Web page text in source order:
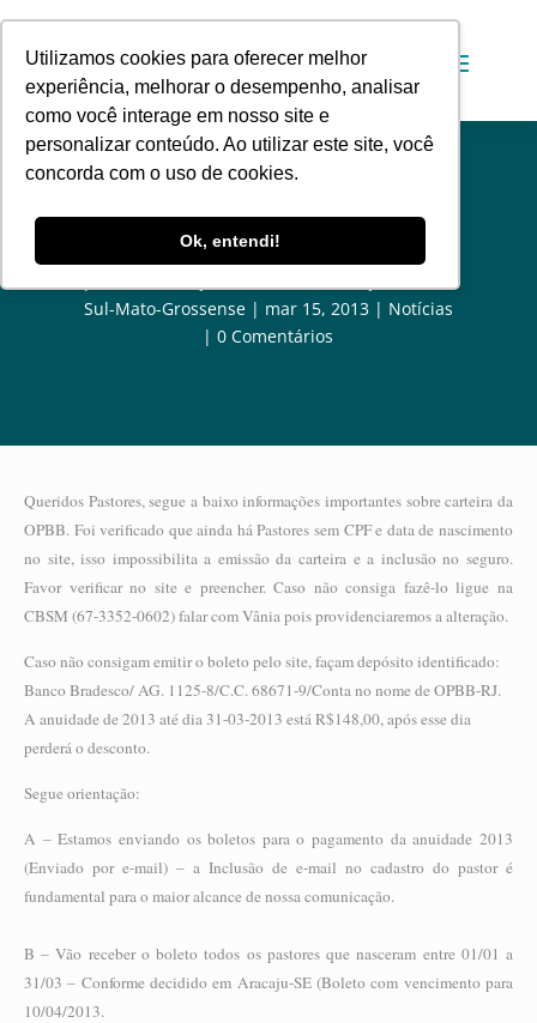
Utilizamos cookies para oferecer melhor
experiência, melhorar o desempenho, analisar
como você interage em nosso site e
personalizar conteúdo. Ao utilizar este site, você
concorda com o uso de cookies.
Ok, entendi!
OPBBMS – Urgente!
Sul-Mato-Grossense
mar 15, 2013
Notícias
0 Comentários
Queridos Pastores, segue a baixo informações importantes sobre carteira da
OPBB. Foi verificado que ainda há Pastores sem CPF e data de nascimento
no site, isso impossibilita a emissão da carteira e a inclusão no seguro.
Favor verificar no site e preencher. Caso não consiga fazê-lo ligue na
CBSM (67-3352-0602) falar com Vânia pois providenciaremos a alteração.
Caso não consigam emitir o boleto pelo site, façam depósito identificado:
Banco Bradesco/ AG. 1125-8/C.C. 68671-9/Conta no nome de OPBB-RJ.
A anuidade de 2013 até dia 31-03-2013 está R$148,00, após esse dia
perderá o desconto.
Segue orientação:
A – Estamos enviando os boletos para o pagamento da anuidade 2013
(Enviado por e-mail) – a Inclusão de e-mail no cadastro do pastor é
fundamental para o maior alcance de nossa comunicação.
B – Vão receber o boleto todos os pastores que nasceram entre 01/01 a
31/03 – Conforme decidido em Aracaju-SE (Boleto com vencimento para
10/04/2013.